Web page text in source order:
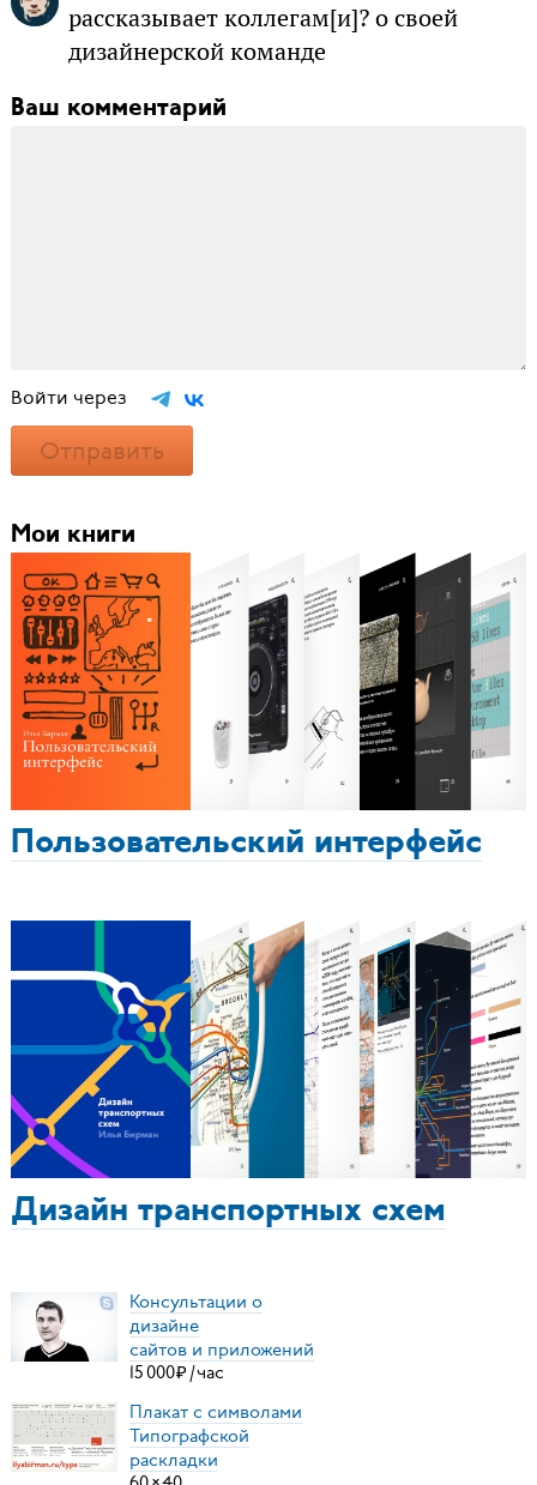
рассказывает коллегам[и]? о своей
дизайнерской команде
Ваш комментарий
Войти через
Отправить
Мои книги
Пользовательский интерфейс
Дизайн транспортных схем
Консультации о
дизайне
сайтов и приложений
15000₽ /час
Плакат с символами
Типографской
раскладки